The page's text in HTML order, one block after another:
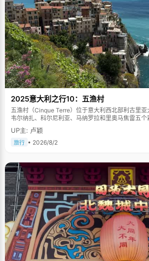
2025意大利之行10：五渔村
五渔村（Cinque Terre）位于意大利西北部利古里亚
韦尔纳扎、科尔尼利亚、马纳罗拉和里奥马焦雷五个
山傍海，房屋色彩斑斓，1997年被列为世界文化遗产
UP主: 卢颖
旅行 • 2026/8/2